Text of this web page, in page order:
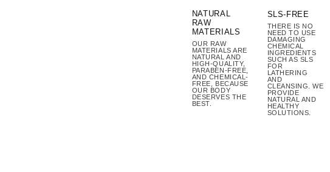
NATURAL
RAW
MATERIALS
OUR RAW
MATERIALS ARE
NATURAL AND
HIGH-QUALITY,
PARABEN-FREE,
AND CHEMICAL-
FREE, BECAUSE
OUR BODY
DESERVES THE
BEST.
SLS-FREE
THERE IS NO
NEED TO USE
DAMAGING
CHEMICAL
INGREDIENTS
SUCH AS SLS
FOR
LATHERING
AND
CLEANSING. WE
PROVIDE
NATURAL AND
HEALTHY
SOLUTIONS.